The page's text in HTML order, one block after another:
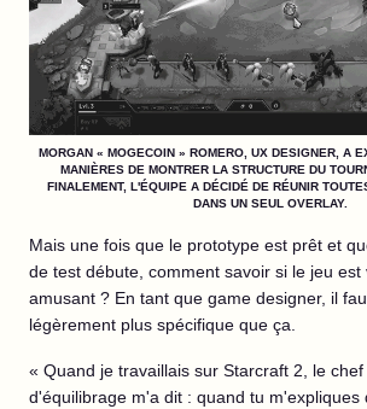
MORGAN « MOGECOIN » ROMERO, UX DESIGNER, A
MANIÈRES DE MONTRER LA STRUCTURE DU
FINALEMENT, L'ÉQUIPE A DÉCIDÉ DE RÉUNIR
DANS UN SEUL OVERLAY.
Mais une fois que le prototype est prêt et
de test débute, comment savoir si le jeu est
amusant ? En tant que game designer, il
légèrement plus spécifique que ça.
« Quand je travaillais sur Starcraft 2, le
d'équilibrage m'a dit : quand tu m'expliques